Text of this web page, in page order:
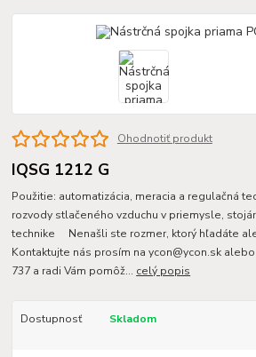
Ohodnotiť produkt
IQSG 1212 G
Použitie: automatizácia, meracia a regulačná
rozvody stlačeného vzduchu v priemysle,
technike Nenašli ste rozmer, ktorý hľadáte
Kontaktujte nás prosím na ycon@ycon.sk
737 a radi Vám pomôž... celý popis
Dostupnosť Skladom